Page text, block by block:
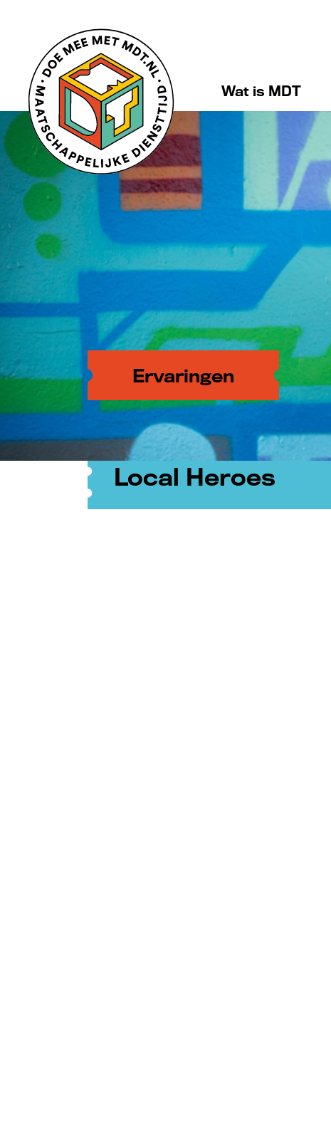
Wat is MDT
Ervaringen
Darren (17) bij
Local Heroes